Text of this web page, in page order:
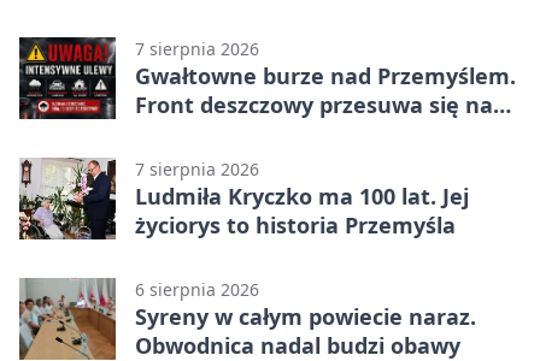
7 sierpnia 2026
Gwałtowne burze nad Przemyślem.
Front deszczowy przesuwa się na
7 sierpnia 2026
Ludmiła Kryczko ma 100 lat. Jej
życiorys to historia Przemyśla
6 sierpnia 2026
Syreny w całym powiecie naraz.
Obwodnica nadal budzi obawy